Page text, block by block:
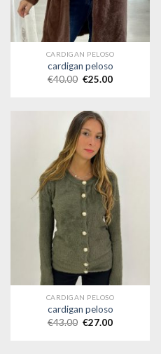
CARDIGAN PELOSO
cardigan peloso
€40.00 €25.00
CARDIGAN PELOSO
cardigan peloso
€43.00 €27.00